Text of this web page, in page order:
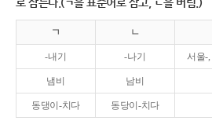
ㄱ ㄴ
-내기 -나기 서울-
냄비 남비
동댕이-치다 동당이-치다